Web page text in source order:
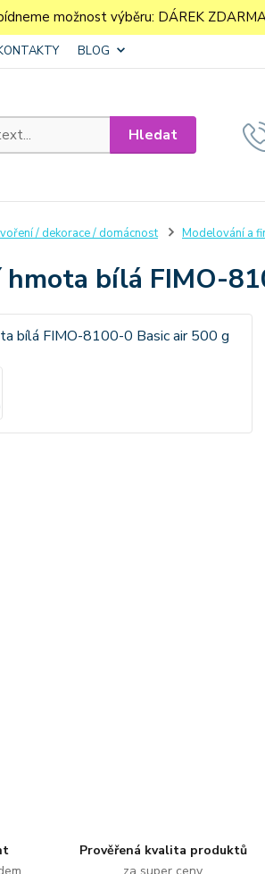
možnost výběru: DÁREK
BLOG
Hledat
/ dekorace / domácnost Modelování a
hmota bílá FIMO-
Prověřená kvalita produktů